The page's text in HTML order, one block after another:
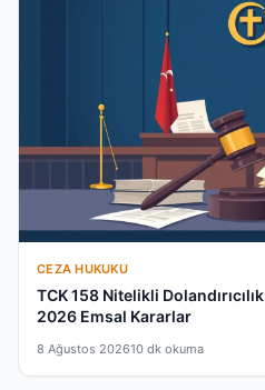
CEZA HUKUKU
TCK 158 Nitelikli
2026 Emsal Kararlar
8 Ağustos 202610 dk okuma